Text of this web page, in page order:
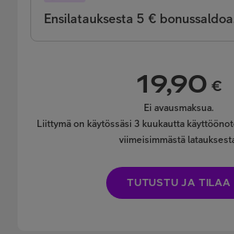
Ensilatauksesta 5 €
19,90 €
Ei avausmaksua.
Liittymä on käytössäsi 3 kuukautta
viimeisimmästä
TUTUSTU JA TILAA